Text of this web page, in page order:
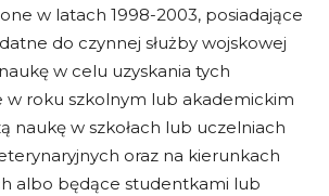
w latach 1998-2003, posiadające
do czynnej służby wojskowej
w celu uzyskania tych
w roku szkolnym lub akademickim
naukę w szkołach lub uczelniach
oraz na kierunkach
albo będące studentkami lub